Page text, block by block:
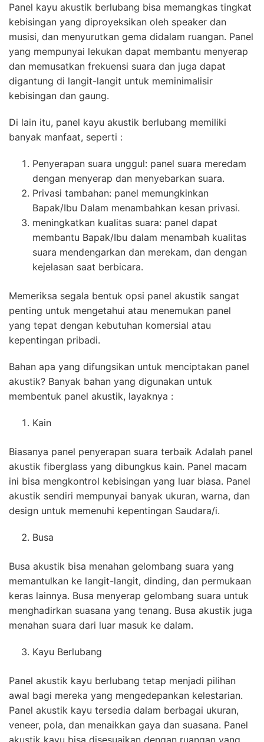
Panel kayu akustik berlubang bisa memangkas tingkat
kebisingan yang diproyeksikan oleh speaker dan
musisi, dan menyurutkan gema didalam ruangan. Panel
yang mempunyai lekukan dapat membantu menyerap
dan memusatkan frekuensi suara dan juga dapat
digantung di langit-langit untuk meminimalisir
kebisingan dan gaung.
Di lain itu, panel kayu akustik berlubang memiliki
banyak manfaat, seperti :
Penyerapan suara unggul: panel suara meredam
dengan menyerap dan menyebarkan suara.
Privasi tambahan: panel memungkinkan
Bapak/Ibu Dalam menambahkan kesan privasi.
meningkatkan kualitas suara: panel dapat
membantu Bapak/Ibu dalam menambah kualitas
suara mendengarkan dan merekam, dan dengan
kejelasan saat berbicara.
Memeriksa segala bentuk opsi panel akustik sangat
penting untuk mengetahui atau menemukan panel
yang tepat dengan kebutuhan komersial atau
kepentingan pribadi.
Bahan apa yang difungsikan untuk menciptakan panel
akustik? Banyak bahan yang digunakan untuk
membentuk panel akustik, layaknya :
Kain
Biasanya panel penyerapan suara terbaik Adalah panel
akustik fiberglass yang dibungkus kain. Panel macam
ini bisa mengkontrol kebisingan yang luar biasa. Panel
akustik sendiri mempunyai banyak ukuran, warna, dan
design untuk memenuhi kepentingan Saudara/i.
Busa
Busa akustik bisa menahan gelombang suara yang
memantulkan ke langit-langit, dinding, dan permukaan
keras lainnya. Busa menyerap gelombang suara untuk
menghadirkan suasana yang tenang. Busa akustik juga
menahan suara dari luar masuk ke dalam.
Kayu Berlubang
Panel akustik kayu berlubang tetap menjadi pilihan
awal bagi mereka yang mengedepankan kelestarian.
Panel akustik kayu tersedia dalam berbagai ukuran,
veneer, pola, dan menaikkan gaya dan suasana. Panel
akustik kayu bisa disesuaikan dengan ruangan yang